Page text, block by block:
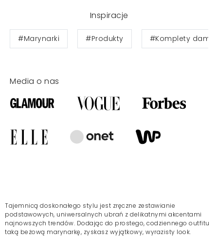
Inspiracje
#Marynarki #Produkty #Komplety
Media o nas
Tajemnicą doskonałego stylu jest zręczne zestawianie
podstawowych, uniwersalnych ubrań z delikatnymi akcentami
najnowszych trendów. Dodając do prostego, codziennego outfitu
taką beżową marynarkę, zyskasz wyjątkowy, wyrazisty look.